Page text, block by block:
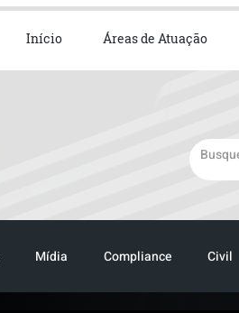
Início Áreas de Atuação
Mídia Compliance Civil